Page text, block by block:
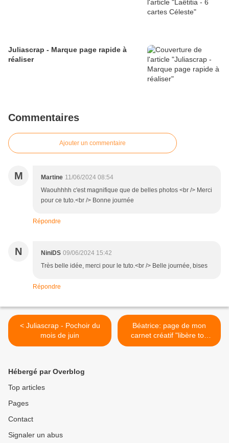
Juliascrap - Marque page rapide à
réaliser
Commentaires
Ajouter un commentaire
M Martine 11/06/2024 08:54
Waouhhhh c'est magnifique que de belles photos <br /> Merci
pour ce tuto.<br /> Bonne journée
Répondre
N NiniDS 09/06/2024 15:42
Très belle idée, merci pour le tuto.<br /> Belle journée, bises
Répondre
< Juliascrap - Pochoir du
mois de juin
Béatrice: page de mon
carnet créatif "libère ton
esprit" >
Hébergé par Overblog
Top articles
Pages
Contact
Signaler un abus